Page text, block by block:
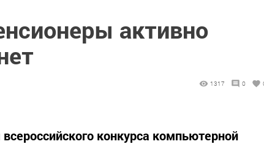
активно
1317 0
конкурса компьютерной